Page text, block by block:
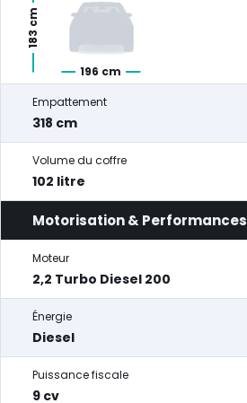
196 cm
183 cm
Empattement
318 cm
Volume du coffre
102 litre
Motorisation & Performances
Moteur
2,2 Turbo Diesel 200
Énergie
Diesel
Puissance fiscale
9 cv